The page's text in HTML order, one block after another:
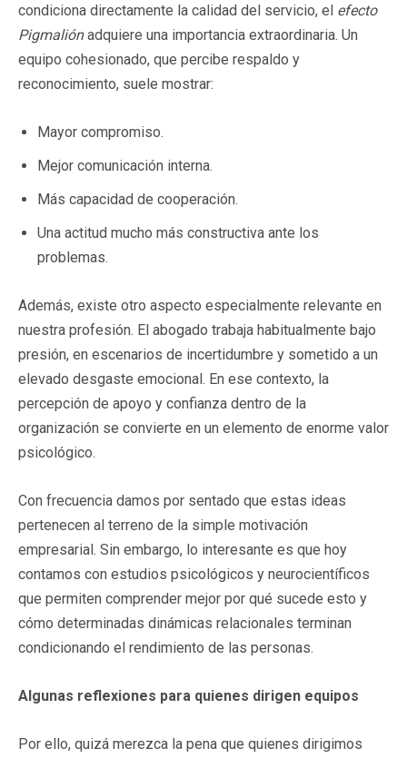
condiciona directamente la calidad del servicio, el efecto
Pigmaliónadquiere una importancia extraordinaria. Un
equipo cohesionado, que percibe respaldo y
reconocimiento, suele mostrar:
Mayor compromiso.
Mejor comunicación interna.
Más capacidad de cooperación.
Una actitud mucho más constructiva ante los
problemas.
Además, existe otro aspecto especialmente relevante en
nuestra profesión. El abogado trabaja habitualmente bajo
presión, en escenarios de incertidumbre y sometido a un
elevado desgaste emocional. En ese contexto, la
percepción de apoyo y confianza dentro de la
organización se convierte en un elemento de enorme valor
psicológico.
Con frecuencia damos por sentado que estas ideas
pertenecen al terreno de la simple motivación
empresarial. Sin embargo, lo interesante es que hoy
contamos con estudios psicológicos y neurocientíficos
que permiten comprender mejor por qué sucede esto y
cómo determinadas dinámicas relacionales terminan
condicionando el rendimiento de las personas.
Algunas reflexiones para quienes dirigen equipos
Por ello, quizá merezca la pena que quienes dirigimos